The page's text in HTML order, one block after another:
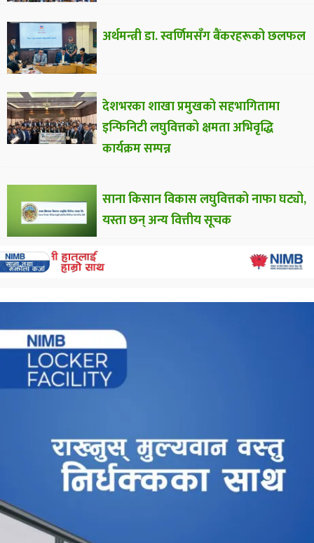
अर्थमन्त्री डा. स्वर्णिमसँग बैंकरहरूको छलफल
देशभरका शाखा प्रमुखको सहभागितामा
इन्फिनिटी लघुवित्तको क्षमता अभिवृद्धि
कार्यक्रम सम्पन्न
साना किसान विकास लघुवित्तको नाफा घट्यो,
यस्ता छन् अन्य वित्तीय सूचक